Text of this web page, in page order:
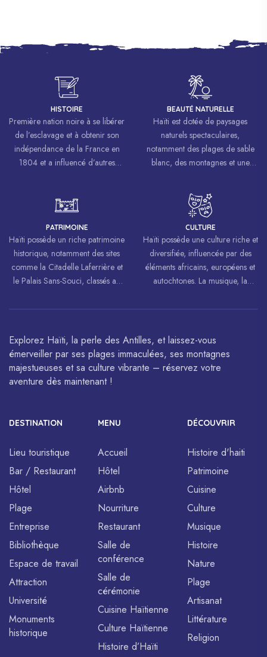
HISTOIRE
Première nation noire à se libérer
de l’esclavage et à obtenir son
indépendance de la France en
1804 et a influencé d’autres
luttes pour la liberté et l’égalité.
BEAUTÉ NATURELLE
Haïti est dotée de paysages
naturels spectaculaires,
notamment des plages de sable
blanc, des montagnes et une
PATRIMOINE
Haïti possède un riche patrimoine
historique, notamment des sites
comme la Citadelle Laferrière et
le Palais Sans-Souci, classés au
l’UNESCO.
CULTURE
Haïti possède une culture riche et
diversifiée, influencée par des
éléments africains, européens et
autochtones. La musique, la
sont célébrés à travers le monde.
Explorez Haïti, la perle des Antilles, et laissez-vous
émerveiller par ses plages immaculées, ses montagnes
majestueuses et sa culture vibrante – réservez votre
aventure dès maintenant !
DESTINATION
Lieu touristique
Bar / Restaurant
Hôtel
Plage
Entreprise
Bibliothèque
Espace de travail
Attraction
Université
Monuments
historique
MENU
Accueil
Hôtel
Airbnb
Nourriture
Restaurant
Salle de
conférence
Salle de
cérémonie
Cuisine Haïtienne
Culture Haïtienne
Histoire d’Haïti
DÉCOUVRIR
Histoire d'haiti
Patrimoine
Cuisine
Culture
Musique
Histoire
Nature
Plage
Artisanat
Littérature
Religion